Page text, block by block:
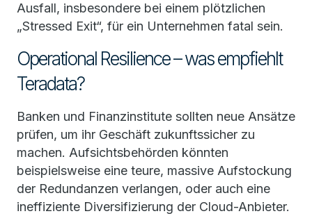
Ausfall, insbesondere bei einem plötzlichen
„Stressed Exit“, für ein Unternehmen fatal sein.
Operational Resilience – was empfiehlt
Teradata?
Banken und Finanzinstitute sollten neue Ansätze
prüfen, um ihr Geschäft zukunftssicher zu
machen. Aufsichtsbehörden könnten
beispielsweise eine teure, massive Aufstockung
der Redundanzen verlangen, oder auch eine
ineffiziente Diversifizierung der Cloud-Anbieter.